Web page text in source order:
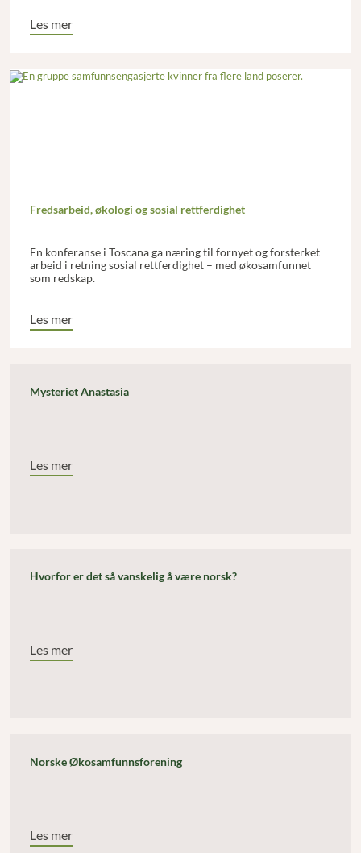
Les mer
Fredsarbeid, økologi og sosial rettferdighet
En konferanse i Toscana ga næring til fornyet og forsterket
arbeid i retning sosial rettferdighet – med økosamfunnet
som redskap.
Les mer
Mysteriet Anastasia
Les mer
Hvorfor er det så vanskelig å være norsk?
Les mer
Norske Økosamfunnsforening
Les mer